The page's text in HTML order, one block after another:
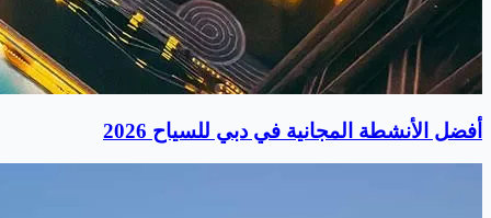
أفضل الأنشطة المجانية في دبي للسياح 2026